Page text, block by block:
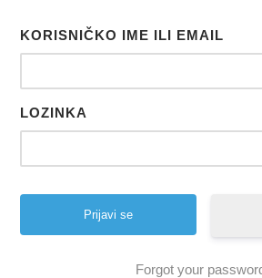
KORISNIČKO IME ILI EMAIL
LOZINKA
Forgot your